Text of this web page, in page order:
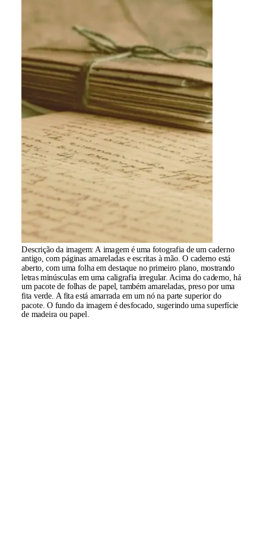
Descrição da imagem: A imagem é uma fotografia de um caderno
antigo, com páginas amareladas e escritas à mão. O caderno está
aberto, com uma folha em destaque no primeiro plano, mostrando
letras minúsculas em uma caligrafia irregular. Acima do caderno, há
um pacote de folhas de papel, também amareladas, preso por uma
fita verde. A fita está amarrada em um nó na parte superior do
pacote. O fundo da imagem é desfocado, sugerindo uma superfície
de madeira ou papel.